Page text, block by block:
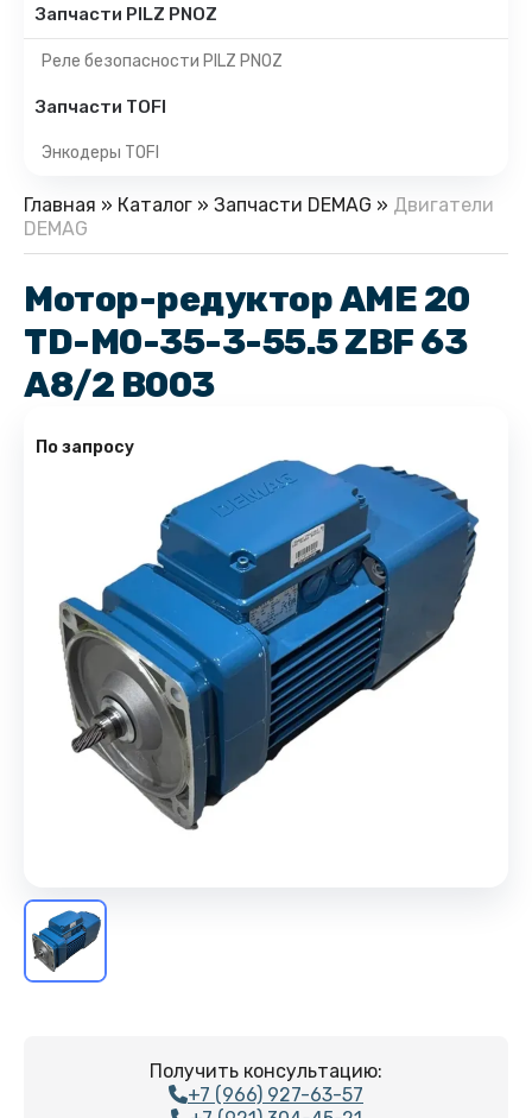
Запчасти PILZ PNOZ
Реле безопасности PILZ PNOZ
Запчасти TOFI
Энкодеры TOFI
Главная » Каталог » Запчасти DEMAG » Двигатели
DEMAG
Мотор-редуктор AME 20
TD-M0-35-3-55.5 ZBF 63
A8/2 B003
По запросу
Получить консультацию:
+7 (966) 927-63-57